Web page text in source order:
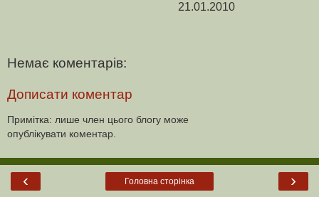
21.01.2010
Немає коментарів:
Дописати коментар
Примітка: лише член цього блогу може
опублікувати коментар.
‹ ›
Головна сторінка